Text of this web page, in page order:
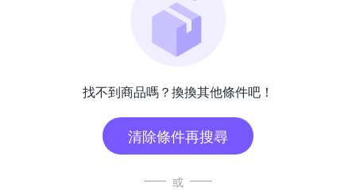
找不到商品嗎？換換其他條件吧！
清除條件再搜尋
或